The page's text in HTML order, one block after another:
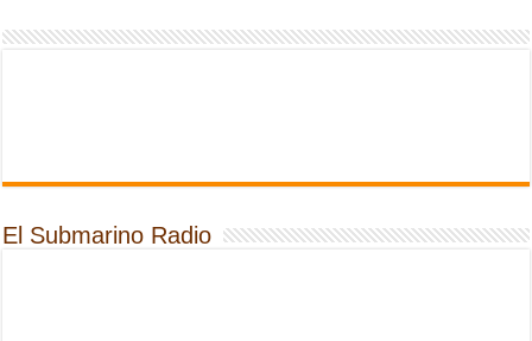
El Submarino Radio